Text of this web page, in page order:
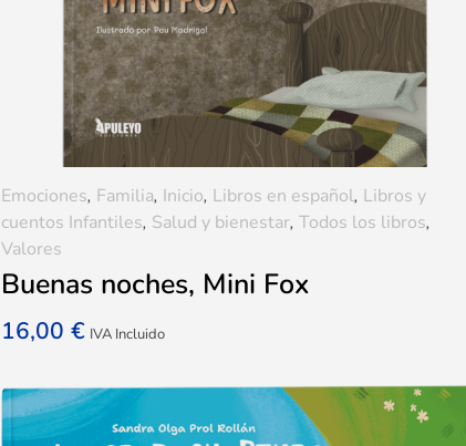
Buenas noches, Mini Fox
16,00€ IVA Incluido
Emociones, Familia, Inicio, Libros en español, Libros y
cuentos Infantiles, Salud y bienestar,Todos los libros,
Valores